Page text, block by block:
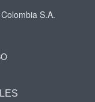
S.A.